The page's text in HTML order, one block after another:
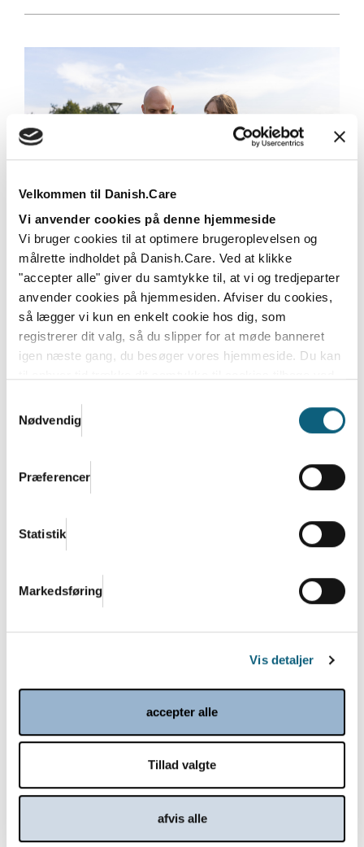
Velkommen til Danish.Care
Vi anvender cookies på denne hjemmeside
Vi bruger cookies til at optimere brugeroplevelsen og
målrette indholdet på Danish.Care. Ved at klikke
"accepter alle" giver du samtykke til, at vi og tredjeparter
anvender cookies på hjemmesiden. Afviser du cookies,
så lægger vi kun en enkelt cookie hos dig, som
registrerer dit valg, så du slipper for at møde banneret
igen næste gang, du besøger vores hjemmeside. Du kan
Danish.Cares privatlivs- og cookiepolitik
Nødvendig
Præferencer
Statistik
Markedsføring
Vis detaljer
accepter alle
Tillad valgte
afvis alle
Dansk Industri og Danish.Care:
Velfærdsteknologi skal forhindre
kollaps i ældreplejen
Hvordan undgår vi, at manglen på medarbejdere i
ældreplejen udvikler sig til en reel velfærdskrise?...
Læs mere
Danish.Care Nyt 20. marts 2026
Læs mere